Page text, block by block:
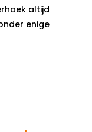
altijd
enige